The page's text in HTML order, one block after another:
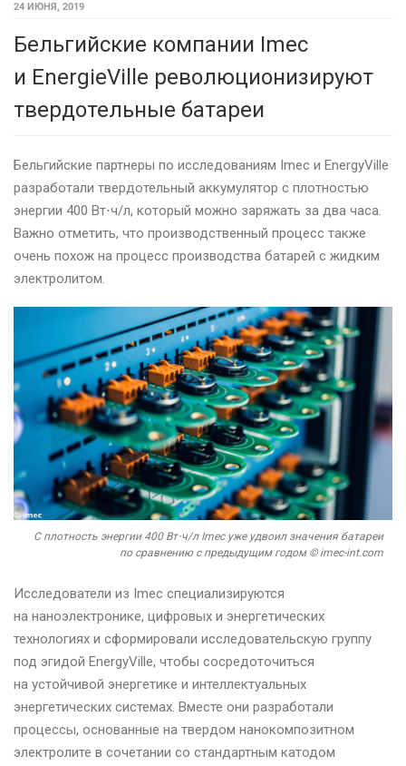
24 ИЮНЯ, 2019
Бельгийские компании Imec
и EnergieVille революционизируют
твердотельные батареи
Бельгийские партнеры по исследованиям Imec и EnergyVille
разработали твердотельный аккумулятор с плотностью
энергии 400 Вт⋅ч/л, который можно заряжать за два часа.
Важно отметить, что производственный процесс также
очень похож на процесс производства батарей с жидким
электролитом.
С плотность энергии 400 Вт⋅ч/л Imec уже удвоил значения батареи
по сравнению с предыдущим годом © imec-int.com
Исследователи из Imec специализируются
на наноэлектронике, цифровых и энергетических
технологиях и сформировали исследовательскую группу
под эгидой EnergyVille, чтобы сосредоточиться
на устойчивой энергетике и интеллектуальных
энергетических системах. Вместе они разработали
процессы, основанные на твердом нанокомпозитном
электролите в сочетании со стандартным катодом